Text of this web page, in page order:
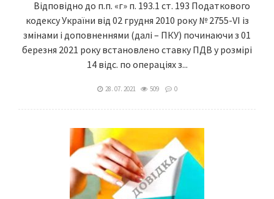
Відповідно до п.п. «г» п. 193.1 ст. 193 Податкового
кодексу України від 02 грудня 2010 року № 2755-VІ із
змінами і доповненнями (далі – ПКУ) починаючи з 01
березня 2021 року встановлено ставку ПДВ у розмірі
14 відс. по операціях з...
28. 07. 2021 509 0